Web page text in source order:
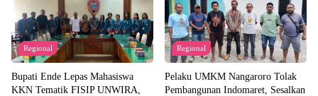
Regional
Bupati Ende Lepas Mahasiswa
KKN Tematik FISIP UNWIRA,
Regional
Pelaku UMKM Nangaroro Tolak
Pembangunan Indomaret, Sesalkan